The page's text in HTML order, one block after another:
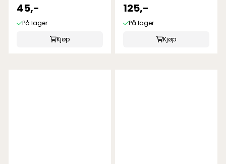
45,-
På lager
Kjøp
125,-
På lager
Kjøp